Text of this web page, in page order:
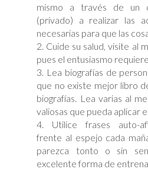
mismo a través de un
(privado) a realizar las
necesarias para que las
2. Cuide su salud, visite al
pues el entusiasmo
3. Lea biografías de
que no existe mejor libro
biografías. Lea varias al
valiosas que pueda aplicar
4. Utilice frases auto-
frente al espejo cada
parezca tonto o sin
excelente forma de